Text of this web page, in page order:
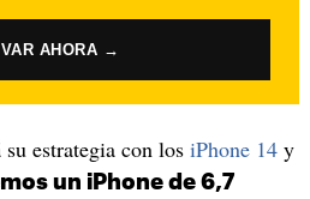
AHORA →
estrategia con los iPhone 14y
un iPhone de 6,7